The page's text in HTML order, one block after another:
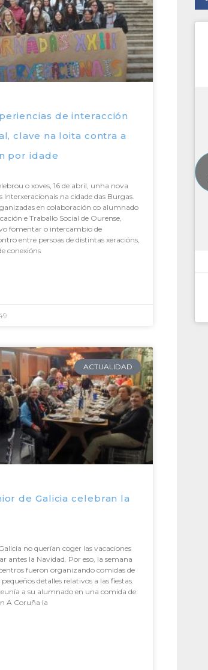
de interacción
clave na loita contra a
por idade
o xoves, 16 de abril, unha nova
Interxeracionais na cidade das Burgas.
en colaboración co alumnado
e Traballo Social de Ourense,
fomentar o intercambio de
entre persoas de distintas xeracións,
conexións
ACTUALIDAD
de Galicia celebran la
no querían coger las vacaciones
antes la Navidad. Por eso, la semana
fueron organizando comidas de
detalles relativos a las fiestas.
a su alumnado en una comida de
A Coruña la